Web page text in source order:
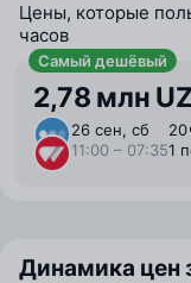
Цены, которые
часов
Самый дешёвый
2,78 млн
26 сен, сб
11:00 – 07:35
20
1
Динамика цен